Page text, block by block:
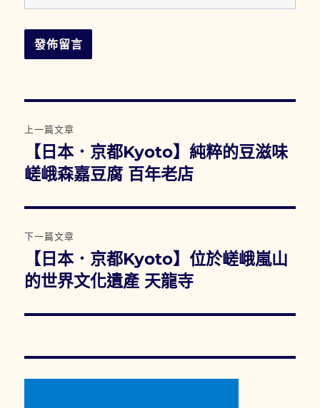
章
導
覽
上一篇文章
一
文
章:
【日本．京都Kyoto】純粹的豆滋味
嵯峨森嘉豆腐 百年老店
下一篇文章
一
文
【日本．京都Kyoto】位於嵯峨嵐山
的世界文化遺產 天龍寺